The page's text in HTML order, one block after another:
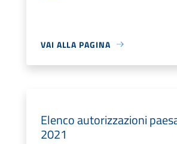
VAI ALLA PAGINA
Elenco autorizzazioni
2021